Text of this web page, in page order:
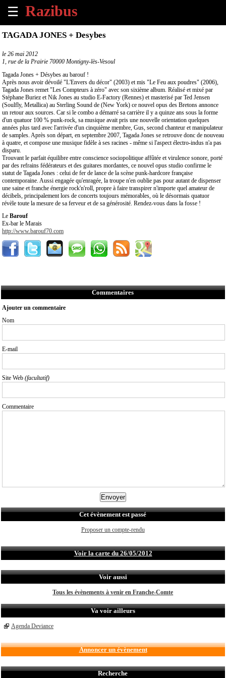
☰
×
Tous
les
évènements
à
venir
Annoncer
un
évènement
Contact
À
TAGADA JONES + Desybes
le 26 mai 2012
1, rue de la Prairie 70000 Montigny-lès-Vesoul
Tagada Jones + Désybes au barouf !
Après nous avoir dévoilé "L'Envers du décor" (2003) et mis "Le Feu aux poudres" (2006),
Tagada Jones remet "Les Compteurs à zéro" avec son sixième album. Réalisé et mixé par
Stéphane Buriez et Nik Jones au studio E-Factory (Rennes) et masterisé par Ted Jensen
(Soulfly, Metallica) au Sterling Sound de (New York) ce nouvel opus des Bretons annonce
un retour aux sources. Car si le combo a démarré sa carrière il y a quinze ans sous la forme
d'un quatuor 100 % punk-rock, sa musique avait pris une nouvelle orientation quelques
années plus tard avec l'arrivée d'un cinquième membre, Gus, second chanteur et manipulateur
de samples. Après son départ, en septembre 2007, Tagada Jones se retrouve donc de nouveau
à quatre, et compose une musique fidèle à ses racines - même si l'aspect électro-indus n'a pas
disparu.
Trouvant le parfait équilibre entre conscience sociopolitique affûtée et virulence sonore, porté
par des refrains fédérateurs et des guitares mordantes, ce nouvel opus studio confirme le
statut de Tagada Jones : celui de fer de lance de la scène punk-hardcore française
contemporaine. Aussi engagée qu'enragée, la troupe n'en oublie pas pour autant de dispenser
une saine et franche énergie rock'n'roll, propre à faire transpirer n'importe quel amateur de
décibels, principalement lors de concerts toujours mémorables, où le désormais quatuor
révèle toute la mesure de sa ferveur et de sa générosité. Rendez-vous dans la fosse !
Le Barouf
Ex-bar le Marais
http://www.barouf70.com
Commentaires
Ajouter un commentaire
Nom
E-mail
Site Web (facultatif)
Commentaire
Cet évènement est passé
Proposer un compte-rendu
Voir la carte du 26/05/2012
Voir aussi
Tous les évènements à venir en Franche-Comte
Va voir ailleurs
Agenda Deviance
Annoncer un évènement
Recherche